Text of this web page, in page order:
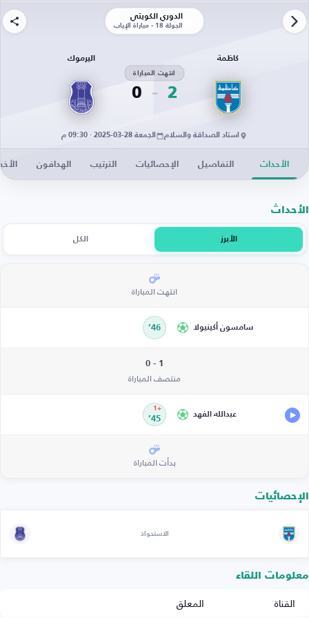
الدوري الكويتي
الجولة 18 - مباراة الإياب
كاظمة
2
انتهت المباراة
0
اليرموك
استاد الصداقة والسلام الجمعة 28-03-2025 · 09:30 م
الأحداث التفاصيل الإحصائيات الترتيب الهدافون
الأحداث
الأبرز الكل
انتهت المباراة
سامسون أكينيولا 46’
1 - 0
منتصف المباراة
عبدالله الفهد 45’
+1
بدأت المباراة
الإحصائيات
الاستحواذ
معلومات اللقاء
القناة المعلق